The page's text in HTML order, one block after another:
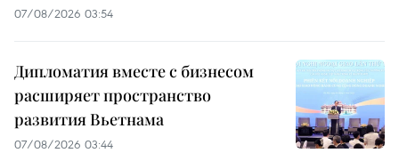
07/08/2026 03:54
Дипломатия вместе с бизнесом
расширяет пространство
развития Вьетнама
07/08/2026 03:44